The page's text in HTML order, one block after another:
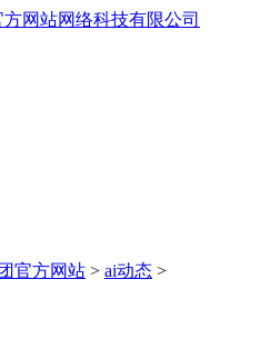
官方网站 > ai动态 >